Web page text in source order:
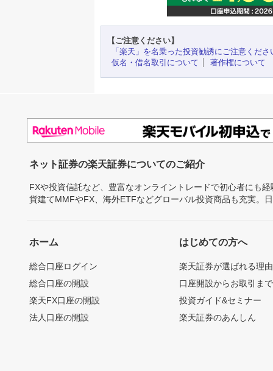
【ご注意ください】
「楽天」を名乗った投資勧誘にご注意くださ
仮名・借名取引について
著作権について
ネット証券の楽天証券についてのご紹介
FXや投資信託など、豊富なオンライントレードで初心者にも
貨建てMMFやFX、海外ETFなどグローバル投資商品も充実。
ホーム
総合口座ログイン
総合口座の開設
楽天FX口座の開設
法人口座の開設
はじめての方へ
楽天証券が選ばれる理由
口座開設からお取引ま
投資ガイド&セミナー
楽天証券のあんしん